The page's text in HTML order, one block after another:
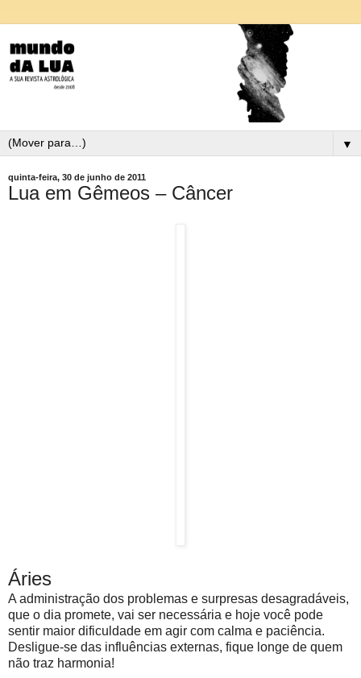
▼
quinta-feira, 30 de junho de 2011
Lua em Gêmeos – Câncer
Áries
A administração dos problemas e surpresas desagradáveis,
que o dia promete, vai ser necessária e hoje você pode
sentir maior dificuldade em agir com calma e paciência.
Desligue-se das influências externas, fique longe de quem
não traz harmonia!